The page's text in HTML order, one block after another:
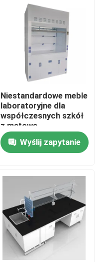
Niestandardowe meble
laboratoryjne dla
współczesnych szkół
z matową
powierzchnią
Wyślij zapytanie